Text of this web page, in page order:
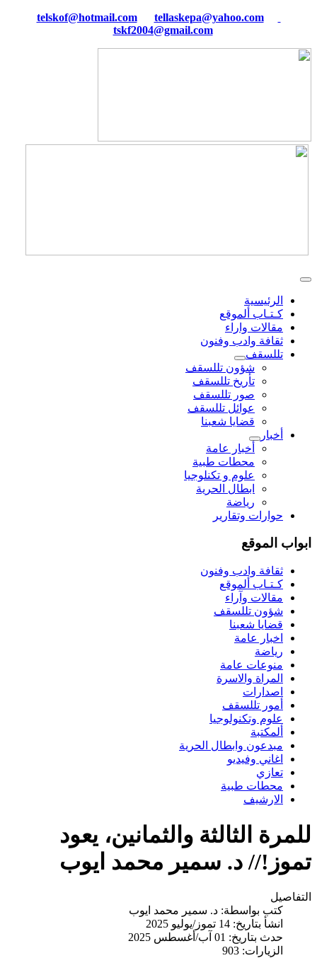
tellaskepa@yahoo.com
tskf2004@gmail.com
الرئيسية
كـتـاب ألموقع
مقالات واراء
ثقافة وادب وفنون
تللسقف
شؤون تللسقف
تأريخ تللسقف
صور تللسقف
عوائل تللسقف
قضايا شعبنا
أخبار
أخبار عامة
محطات طبية
علوم و تکنلوجیا
ابطال الحرية
رياضة
حوارات وتقارير
ابواب الموقع
ثقافة وادب وفنون
كـتـاب ألموقع
مقالات وآراء
شؤون تللسقف
قضايا شعبنا
اخبار عامة
رياضة
منوعات عامة
المراة والاسرة
اصدارات
أمور تللسقف
علوم وتكنولوجيا
ألمكتبة
مبدعون وابطال الحرية
اغاني وفيديو
تعازي
محطات طبية
الارشيف
للمرة الثالثة والثمانين، يعود
تموز!// د. سمير محمد ايوب
التفاصيل
كتب بواسطة: د. سمير محمد ايوب
انشأ بتاريخ: 14 تموز/يوليو 2025
حدث بتاريخ: 01 آب/أغسطس 2025
الزيارات: 903